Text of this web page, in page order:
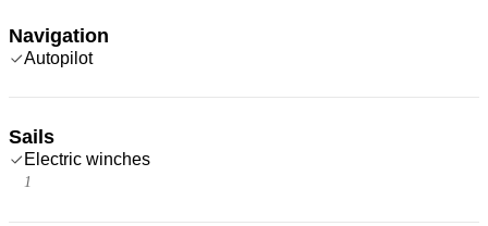
Navigation
Autopilot
Sails
Electric winches
1